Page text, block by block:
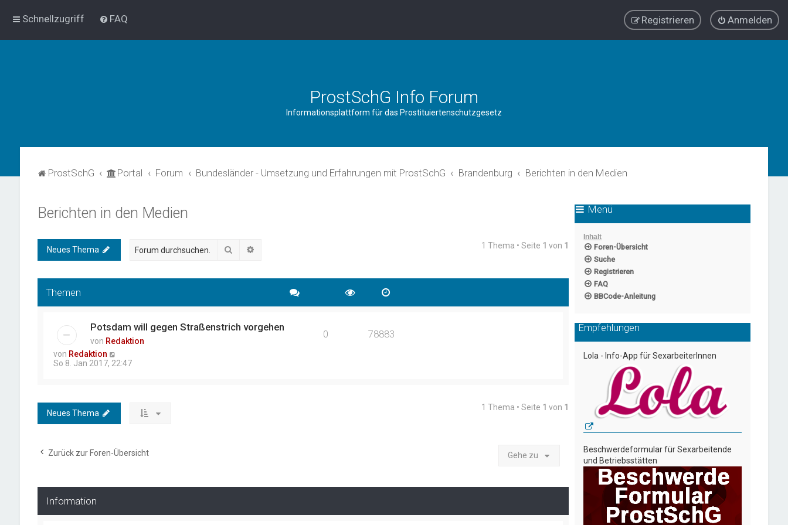
Schnellzugriff FAQ Anmelden
Registrieren
ProstSchG Info Forum
Informationsplattform für das Prostituiertenschutzgesetz
ProstSchG Portal Forum Bundesländer - Umsetzung und Erfahrungen mit ProstSchG Brandenburg Berichten in den Medien
Berichten in den Medien
Neues Thema Suche 1 Thema • Seite 1 von 1
Themen
Potsdam will gegen Straßenstrich vorgehen
von Redaktion
0 78883
von Redaktion
So 8. Jan 2017, 22:47
Neues Thema
1 Thema • Seite 1 von 1
Zurück zur Foren-Übersicht Gehe zu
Information
Menü
Inhalt
Foren-Übersicht
Suche
Registrieren
FAQ
BBCode-Anleitung
Empfehlungen
Lola - Info-App für SexarbeiterInnen
Beschwerdeformular für Sexarbeitende
und Betriebsstätten